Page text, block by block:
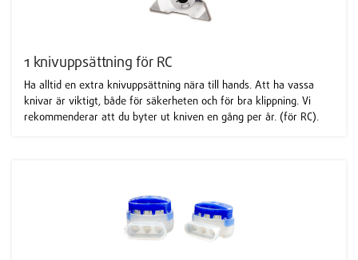
1 knivuppsättning för RC
Ha alltid en extra knivuppsättning nära till hands. Att ha vassa
knivar är viktigt, både för säkerheten och för bra klippning. Vi
rekommenderar att du byter ut kniven en gång per år. (för RC).